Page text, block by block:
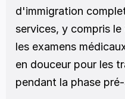
d'immigration
services, y compris
les examens
en douceur pour les
pendant la phase